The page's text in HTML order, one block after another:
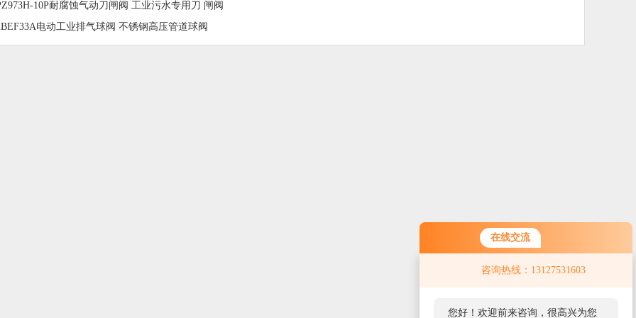
在线交流
咨询热线：13127531603
您好！欢迎前来咨询，很高兴为您
10P耐腐蚀气动刀闸阀 工业污水专用刀 闸阀
电动工业排气球阀 不锈钢高压管道球阀